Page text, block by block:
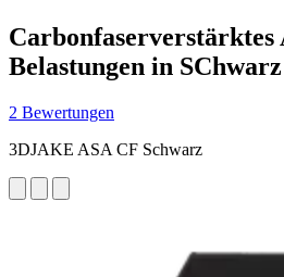
Carbonfaserverstärktes
Belastungen in SChwarz
2 Bewertungen
3DJAKE ASA CF Schwarz